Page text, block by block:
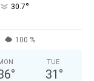
30.7°
100 %
°
TUE
31 °